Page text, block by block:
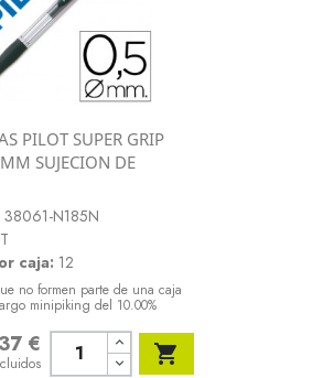
Vista rápida
PILOT SUPER GRIP
SUJECION DE
38061-N185N
caja: 12
no formen parte de una caja
minipiking del 10.00%
€ 